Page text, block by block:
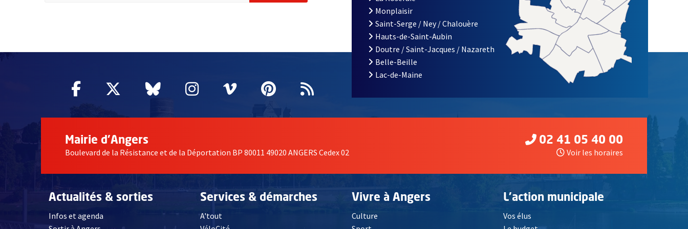
Facebook
, Ouvre une nouvelle fenêtre
Twitter
, Ouvre une nouvelle fenêtre
Bluesky
, Ouvre une nouvelle fenêtre
Instagram
, Ouvre une nouvelle fenêtre
Vimeo
, Ouvre une nouvelle fenêtre
Pinterest
, Ouvre une nouvelle fenêtre
Flux RSS
Monplaisir
Saint-Serge / Ney / Chalouère
Hauts-de-Saint-Aubin
Doutre / Saint-Jacques / Nazareth
Belle-Beille
Lac-de-Maine
Mairie d'Angers
Boulevard de la Résistance et de la Déportation BP 80011 49020 ANGERS Cedex 02
02 41 05 40 00
Voir les horaires
Actualités & sorties
Infos et agenda
Services & démarches
A'tout
Vivre à Angers
Culture
L'action municipale
Vos élus